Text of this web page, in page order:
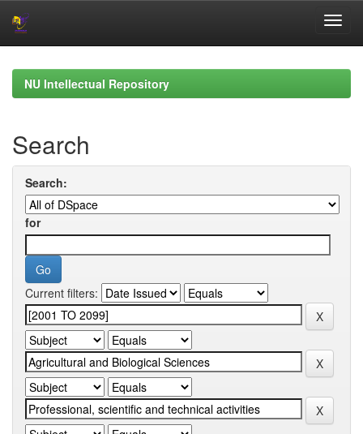
navigationNU Intellectual Repository
Search
Search:
for
Current filters: